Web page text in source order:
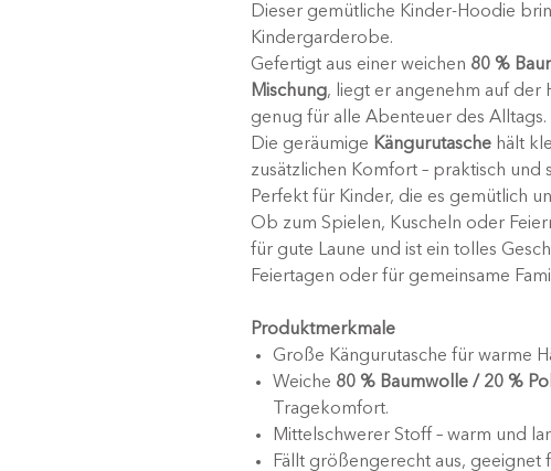
Dieser gemütliche Kinder-Hoodie
Kindergarderobe.
Gefertigt aus einer weichen 80 %
Mischung, liegt er angenehm auf der
genug für alle Abenteuer des Alltags.
Die geräumige Kängurutasche hält
zusätzlichen Komfort – praktisch und
Perfekt für Kinder, die es gemütlich
Ob zum Spielen, Kuscheln oder
für gute Laune und ist ein tolles
Feiertagen oder für gemeinsame
Produktmerkmale
Große Kängurutasche für warme
Weiche 80 % Baumwolle / 20 %
Tragekomfort.
Mittelschwerer Stoff – warm und
Fällt größengerecht aus, geeignet